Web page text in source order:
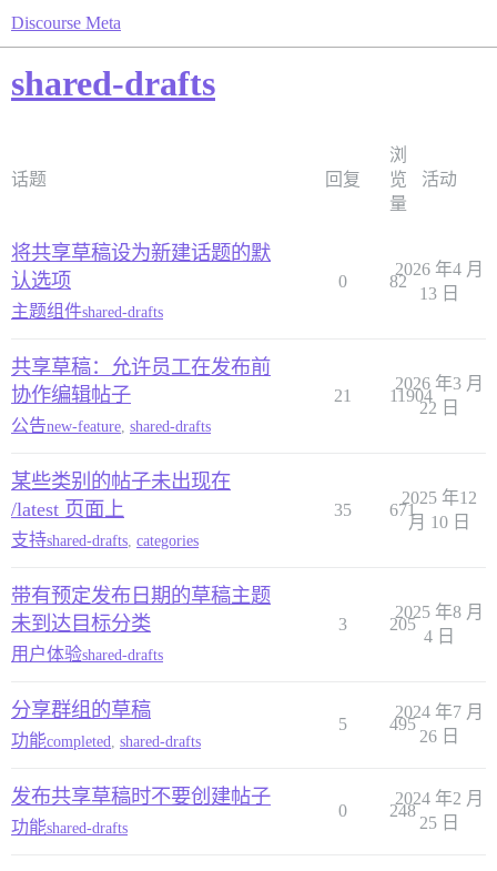
Discourse Meta
shared-drafts
话题 回复
浏
览
量
活动
将共享草稿设为新建话题的默
认选项
主题组件shared-drafts
0 82
2026 年4 月
13 日
共享草稿：允许员工在发布前
协作编辑帖子
公告new-feature shared-drafts
21 11904
2026 年3 月
22 日
某些类别的帖子未出现在
/latest 页面上
支持shared-drafts categories
35 671
2025 年12
月 10 日
带有预定发布日期的草稿主题
未到达目标分类
用户体验shared-drafts
3 205
2025 年8 月
4 日
分享群组的草稿
功能completed shared-drafts
5 495
2024 年7 月
26 日
发布共享草稿时不要创建帖子
功能shared-drafts
0 248
2024 年2 月
25 日